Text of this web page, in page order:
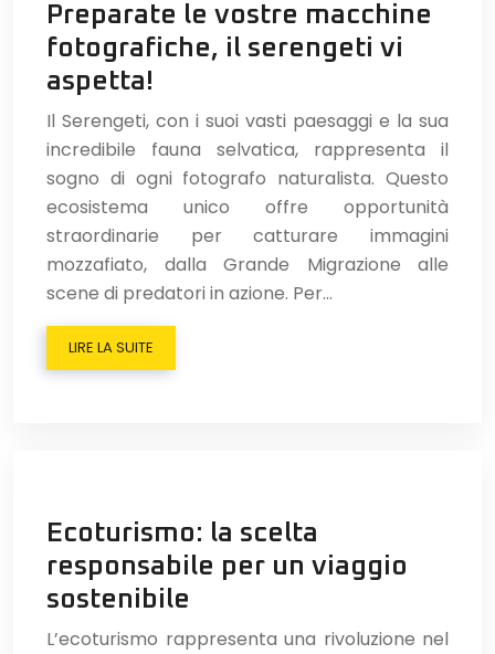
Preparate le vostre macchine
fotografiche, il serengeti vi
aspetta!
Il Serengeti, con i suoi vasti paesaggi e la sua
incredibile fauna selvatica, rappresenta il
sogno di ogni fotografo naturalista. Questo
ecosistema unico offre opportunità
straordinarie per catturare immagini
mozzafiato, dalla Grande Migrazione alle
scene di predatori in azione. Per…
LIRE LA SUITE
Ecoturismo: la scelta
responsabile per un viaggio
sostenibile
L’ecoturismo rappresenta una rivoluzione nel